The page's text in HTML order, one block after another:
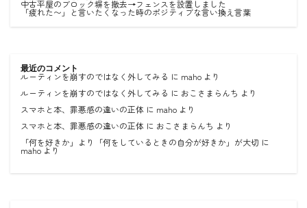
中古平屋のブロック塀を撤去→フェンスを設置しました
「疲れた〜」と言いたくなった時のポジティブな言い換え言葉
最近のコメント
ルーティンを崩すのではなく外してみる に maho より
ルーティンを崩すのではなく外してみる に おこさまらんち より
スマホと本、罪悪感の違いの正体 に maho より
スマホと本、罪悪感の違いの正体 に おこさまらんち より
「何を好きか」より「何をしているときの自分が好きか」が大切 に
mahoより